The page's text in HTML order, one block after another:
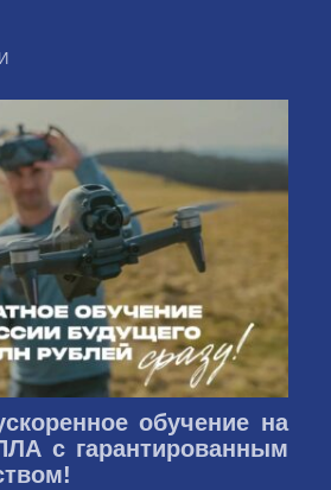
обучение на
с гарантированным